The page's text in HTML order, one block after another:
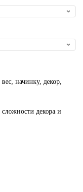
вес, начинку, декор,
сложности декора и